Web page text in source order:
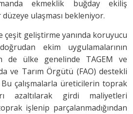
ekmeklik buğday ekiliş
ulaşması bekleniyor.
çeşit geliştirme yanında koruyucu
ekim uygulamalarının
de ülke genelinde TAGEM ve
ve Tarım Örgütü (FAO) destekli
çalışmalarla üreticilerin toprak
azaltılarak girdi maliyetleri
işlenip parçalanmadığından